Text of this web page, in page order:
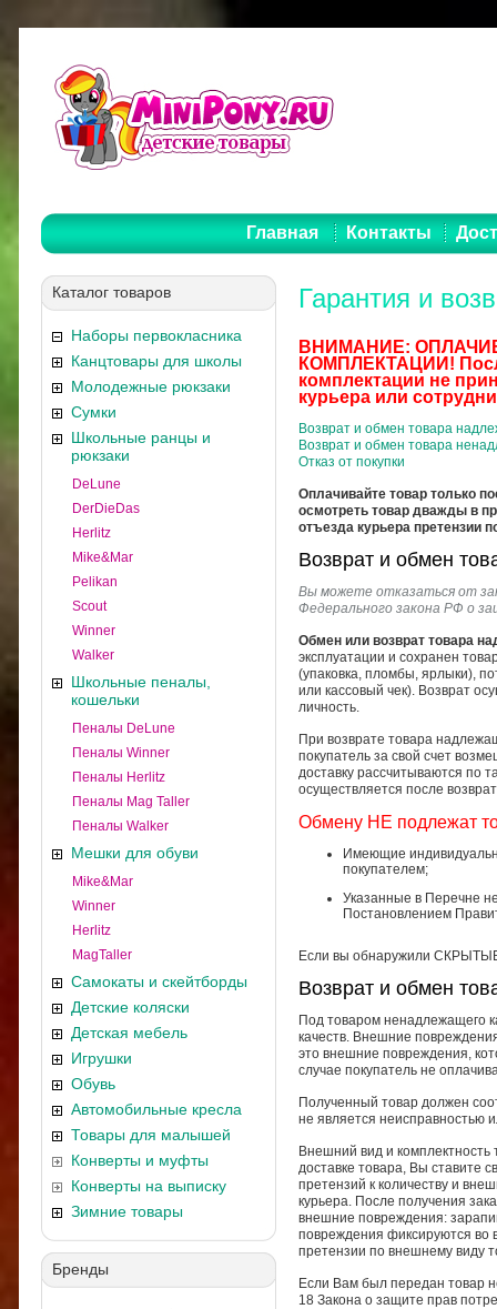
Главная Контакты
Каталог товаров
Наборы первокласника
Канцтовары для школы
Молодежные рюкзаки
Сумки
Школьные ранцы и
рюкзаки
DeLune
DerDieDas
Herlitz
Mike&Mar
Pelikan
Scout
Winner
Walker
Школьные пеналы,
кошельки
Пеналы DeLune
Пеналы Winner
Пеналы Herlitz
Пеналы Mag Taller
Пеналы Walker
Мешки для обуви
Mike&Mar
Winner
Herlitz
MagTaller
Самокаты и скейтборды
Детские коляски
Детская мебель
Игрушки
Обувь
Автомобильные кресла
Товары для малышей
Конверты и муфты
Конверты на выписку
Зимние товары
Бренды
Гарантия и
ВНИМАНИЕ:
КОМПЛЕКТАЦИИ!
комплектации не
курьера или
Возврат и обмен товара
Возврат и обмен товара
Отказ от покупки
Оплачивайте товар только
осмотреть товар дважды в
отъезда курьера претензии
Возврат и обмен
Вы можете отказаться от
Федерального закона РФ о
Обмен или возврат товара
эксплуатации и сохранен
(упаковка, пломбы, ярлыки),
или кассовый чек). Возврат
личность.
При возврате товара
покупатель за свой счет
доставку рассчитываются по
осуществляется после
Обмену НЕ подлежат
Имеющие
покупателем;
Указанные в Перечне
Постановлением
Если вы обнаружили
Возврат и обмен
Под товаром ненадлежащего
качеств. Внешние
это внешние повреждения,
случае покупатель не
Полученный товар должен
не является неисправностью
Внешний вид и комплектность
доставке товара, Вы ставите
претензий к количеству и
курьера. После получения
внешние повреждения:
повреждения фиксируются во
претензии по внешнему виду
Если Вам был передан товар
18 Закона о защите прав